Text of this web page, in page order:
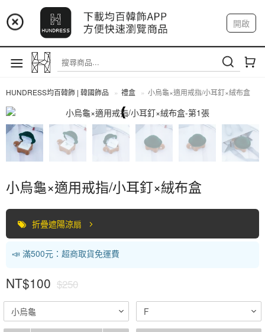
📢 市集預告：9/4-9/6 淡水捷運站
📢 市集預告：9/12-9/13 八里海巡基地
📢 市集預告：8/22-8/23 桃園青埔置地廣場
開啟
註冊 我的帳戶
HUNDRESS均百韓飾 | 韓國飾品 禮盒 小烏龜×適用戒指/小耳釘×絨布盒
小烏龜×適用戒指/小耳釘×絨布盒
折疊遮陽涼扇
📣 滿500元：超商取貨免運費
NT$100 $250
小烏龜 F